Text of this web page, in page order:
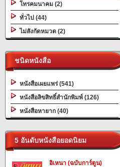
โทรคมนาคม (2)
ทั่วไป (44)
ไม่สังกัดหมวด (2)
ชนิดหนังสือ
หนังสือเผยแพร่ (541)
หนังสือลิขสิทธิ์สำนักพิมพ์ (126)
หนังสือหายาก (40)
5 อันดับหนังสือยอดนิยม
อิเหนา (ฉบับการ์ตูน)